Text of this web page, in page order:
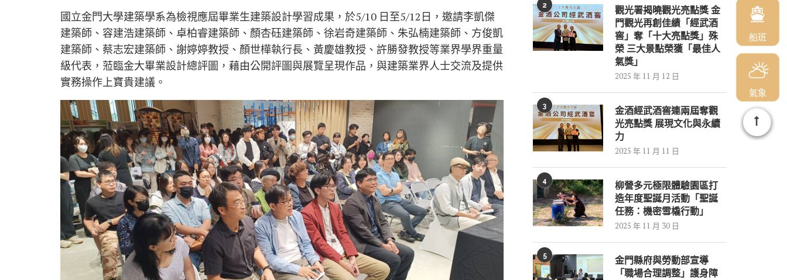
國立金門大學建築學系為檢視應屆畢業生建築設計學習成果，於5/10 日至5/12日，邀請李凱傑
建築師、容建浩建築師、卓柏睿建築師、顏杏砡建築師、徐岩奇建築師、朱弘楠建築師、方俊凱
建築師、蔡志宏建築師、謝婷婷教授、顏世樺執行長、黃慶雄教授、許勝發教授等業界學界重量
級代表，蒞臨金大畢業設計總評圖，藉由公開評圖與展覽呈現作品，與建築業界人士交流及提供
實務操作上寶貴建議。
2
觀光署揭曉觀光亮點獎 金
門觀光再創佳績「經武酒
窖」奪「十大亮點獎」殊
榮 三大景點榮獲「最佳人
氣獎」
2025 年 11 月 12 日
3
金酒經武酒窖連兩屆奪觀
光亮點獎 展現文化與永續
力
2025 年 11 月 11 日
4
柳營多元極限體驗園區打
造年度聖誕月活動「聖誕
任務：機密雪橇行動」
2025 年 11 月 30 日
5
金門縣府與勞動部宣導
「職場合理調整」護身障
船班
氣象